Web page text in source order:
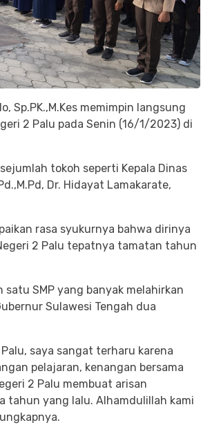
Sp.PK.,M.Kes memimpin langsung
2 Palu pada Senin (16/1/2023) di
tokoh seperti Kepala Dinas
Dr. Hidayat Lamakarate,
rasa syukurnya bahwa dirinya
2 Palu tepatnya tamatan tahun
satu SMP yang banyak melahirkan
Sulawesi Tengah dua
saya sangat terharu karena
pelajaran, kenangan bersama
2 Palu membuat arisan
tahun yang lalu. Alhamdulillah kami